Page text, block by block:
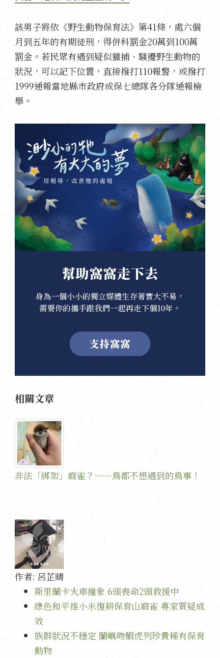
該男子將依《野生動物保育法》第41條，處六個
月到五年的有期徒刑，得併科罰金20萬到100萬
罰金。若民眾有遇到疑似獵捕、騷擾野生動物的
狀況，可以記下位置，直接撥打110報警，或撥打
1999通報當地縣市政府或保七總隊各分隊通報檢
舉。
幫助窩窩走下去
身為一個小小的獨立媒體生存著實大不易，
需要你的攜手跟我們一起再走下個10年。
支持窩窩
相關文章
非法「綁架」麻雀？——鳥都不想遇到的鳥事！
作者: 呂芷晴
斯里蘭卡火車撞象 6頭喪命2頭救援中
綠色和平推小米復耕保育山麻雀 專家質疑成
效
族群狀況不穩定 蘭嶼吻鰕虎列珍貴稀有保育
動物